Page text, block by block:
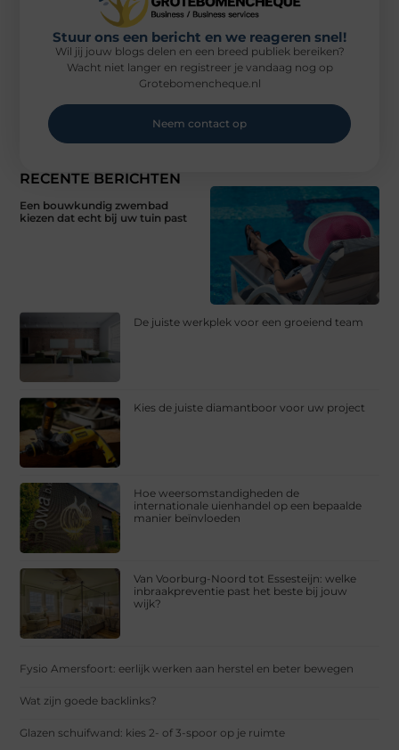
RECENTE BERICHTEN
Een bouwkundig zwembad
kiezen dat echt bij uw tuin past
De juiste werkplek voor een groeiend team
Kies de juiste diamantboor voor uw project
Hoe weersomstandigheden de
internationale uienhandel op een bepaalde
manier beïnvloeden
Van Voorburg-Noord tot Essesteijn: welke
inbraakpreventie past het beste bij jouw
wijk?
Fysio Amersfoort: eerlijk werken aan herstel en beter bewegen
Wat zijn goede backlinks?
Glazen schuifwand: kies 2- of 3-spoor op je ruimte
Stuur ons een bericht en we reageren snel!
Wil jij jouw blogs delen en een breed publiek bereiken?
Wacht niet langer en registreer je vandaag nog op
Grotebomencheque.nl
Neem contact op